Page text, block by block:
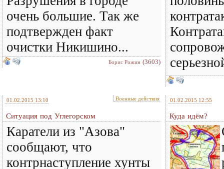
очень большие. Так же
подтвержден факт
очистки Никишино...
Борис Рожин (3603)
01.02.2015 13:10 Военные действия
Ситуация под Углегорском
Каратели из "Азова"
сообщают, что
контрнаступление хунты
01.02.2015 12:55
Куда идём?